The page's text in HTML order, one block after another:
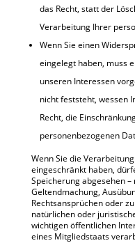
das Recht, statt der
Verarbeitung Ihrer
Wenn Sie einen
eingelegt haben, muss
unseren Interessen
nicht feststeht, wessen
Recht, die
personenbezogenen
Wenn Sie die
eingeschränkt haben,
Speicherung abgesehen
Geltendmachung,
Rechtsansprüchen oder
natürlichen oder
wichtigen öffentlichen
eines Mitgliedstaats